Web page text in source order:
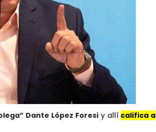
Dante López Foresiy allí califica a